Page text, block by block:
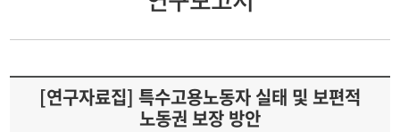
포토갤러리
동영상
[연구자료집] 특수고용노동자 실태 및 보편적
노동권 보장 방안